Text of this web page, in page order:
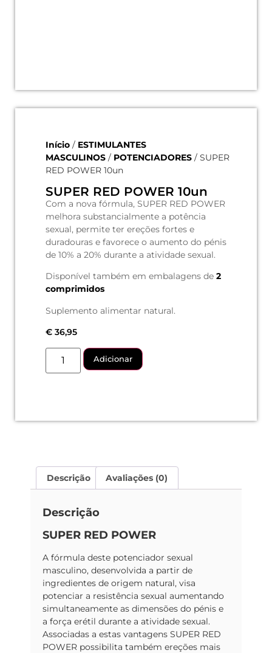
Início / ESTIMULANTES
MASCULINOS / POTENCIADORES / SUPER
RED POWER 10un
SUPER RED POWER 10un
Com a nova fórmula, SUPER RED POWER
melhora substancialmente a potência
sexual, permite ter ereções fortes e
duradouras e favorece o aumento do pénis
de 10% a 20% durante a atividade sexual.
Disponível também em embalagens de 2
comprimidos
Suplemento alimentar natural.
€ 36,95
Adicionar
Descrição Avaliações (0)
Descrição
SUPER RED POWER
A fórmula deste potenciador sexual
masculino, desenvolvida a partir de
ingredientes de origem natural, visa
potenciar a resistência sexual aumentando
simultaneamente as dimensões do pénis e
a força erétil durante a atividade sexual.
Associadas a estas vantagens SUPER RED
POWER possibilita também ereções mais